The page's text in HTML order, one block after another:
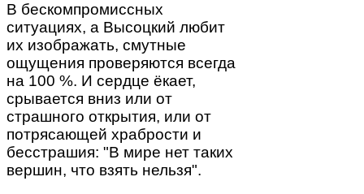
В бескомпромиссных
ситуациях, а Высоцкий любит
их изображать, смутные
ощущения проверяются всегда
на 100 %. И сердце ёкает,
срывается вниз или от
страшного открытия, или от
потрясающей храбрости и
бесстрашия: "В мире нет таких
вершин, что взять нельзя".